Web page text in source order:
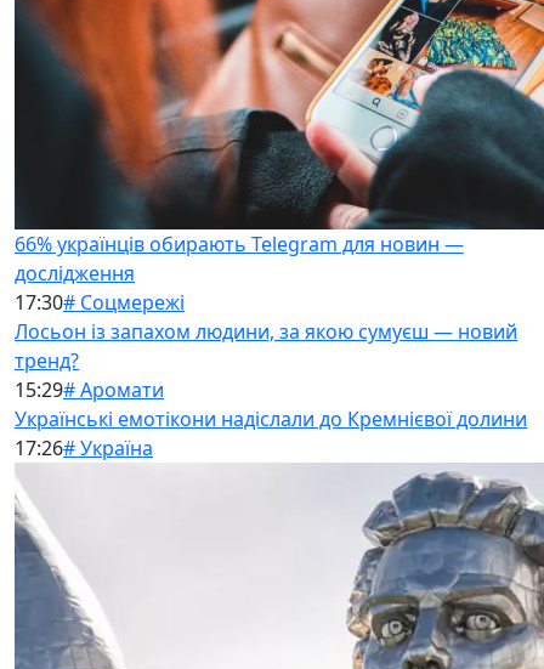
66% українців обирають Telegram для новин —
дослідження
17:30# Соцмережі
Лосьон із запахом людини, за якою сумуєш — новий
тренд?
15:29# Аромати
Українські емотікони надіслали до Кремнієвої долини
17:26# Україна